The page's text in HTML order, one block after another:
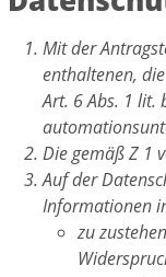
Mit der
enthaltenen,
Art. 6 Abs. 1 lit.
Die gemäß Z 1
Auf der
Informationen
zu